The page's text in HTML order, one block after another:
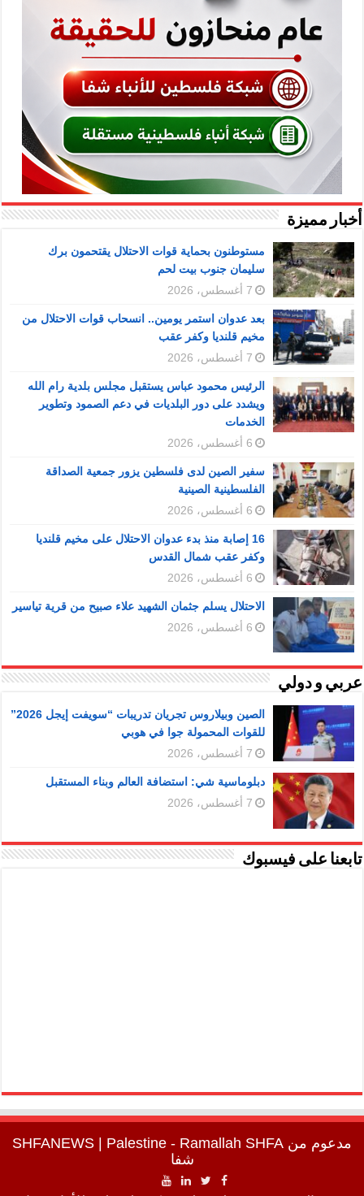
أخبار مميزة
مستوطنون بحماية قوات الاحتلال يقتحمون برك
سليمان جنوب بيت لحم
7 أغسطس، 2026
بعد عدوان استمر يومين.. انسحاب قوات الاحتلال من
مخيم قلنديا وكفر عقب
7 أغسطس، 2026
الرئيس محمود عباس يستقبل مجلس بلدية رام الله
ويشدد على دور البلديات في دعم الصمود وتطوير
الخدمات
6 أغسطس، 2026
سفير الصين لدى فلسطين يزور جمعية الصداقة
الفلسطينية الصينية
6 أغسطس، 2026
16 إصابة منذ بدء عدوان الاحتلال على مخيم قلنديا
وكفر عقب شمال القدس
6 أغسطس، 2026
الاحتلال يسلم جثمان الشهيد علاء صبيح من قرية تياسير
6 أغسطس، 2026
عربي و دولي
الصين وبيلاروس تجريان تدريبات “سويفت إيجل 2026”
للقوات المحمولة جوا في هوبي
7 أغسطس، 2026
دبلوماسية شي: استضافة العالم وبناء المستقبل
7 أغسطس، 2026
تابعنا على فيسبوك
مدعوم من SHFANEWS | Palestine - Ramallah SHFA
شفا